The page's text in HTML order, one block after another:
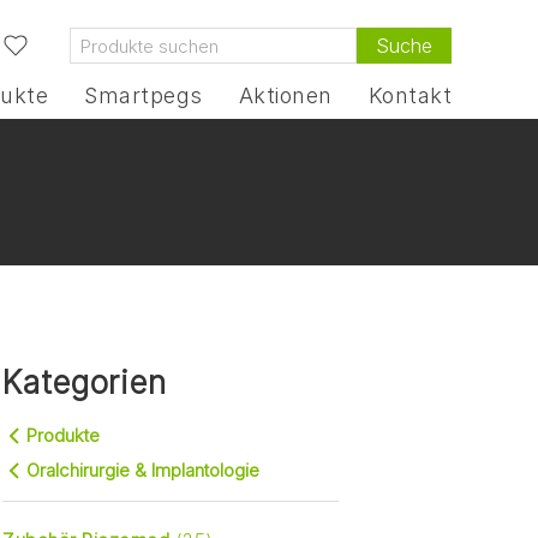
Suche
Smartpegs Aktionen Kontakt
Kategorien
Produkte
Oralchirurgie & Implantologie